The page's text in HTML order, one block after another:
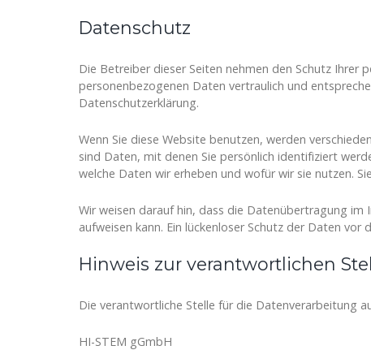
Datenschutz
Die Betreiber dieser Seiten nehmen den Schutz Ihrer
personenbezogenen Daten vertraulich und
Datenschutzerklärung.
Wenn Sie diese Website benutzen, werden
sind Daten, mit denen Sie persönlich identifiziert
welche Daten wir erheben und wofür wir sie nutzen.
Wir weisen darauf hin, dass die Datenübertragung im
aufweisen kann. Ein lückenloser Schutz der Daten
Hinweis zur verantwortlichen
Die verantwortliche Stelle für die Datenverarbeitung
HI-STEM gGmbH